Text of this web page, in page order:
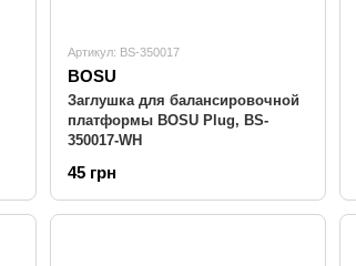
Артикул: BS-350017
BOSU
Заглушка для балансировочной
платформы BOSU Plug, BS-
350017-WH
45 грн